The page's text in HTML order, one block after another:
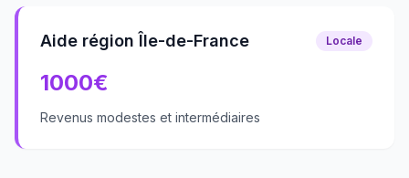
Aide région Île-de-France Locale
1000€
Revenus modestes et intermédiaires